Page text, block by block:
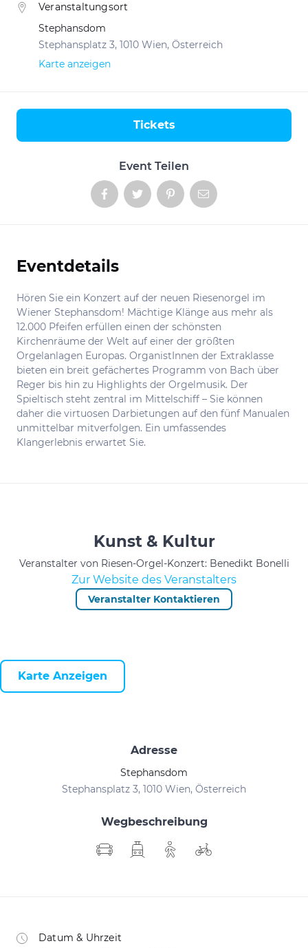
Veranstaltungsort
Stephansdom
Stephansplatz 3, 1010 Wien, Österreich
Karte anzeigen
Event Teilen
Tickets
Informationen
Eventdetails
Hören Sie ein Konzert auf der neuen Riesenorgel im
Wiener Stephansdom! Mächtige Klänge aus mehr als
12.000 Pfeifen erfüllen einen der schönsten
Kirchenräume der Welt auf einer der größten
Orgelanlagen Europas. OrganistInnen der Extraklasse
bieten ein breit gefächertes Programm von Bach über
Reger bis hin zu Highlights der Orgelmusik. Der
Spieltisch steht zentral im Mittelschiff – Sie können
daher die virtuosen Darbietungen auf den fünf Manualen
unmittelbar mitverfolgen. Ein umfassendes
Klangerlebnis erwartet Sie.
Kunst & Kultur
Veranstalter von Riesen-Orgel-Konzert: Benedikt Bonelli
Zur Website des Veranstalters
Veranstalter Kontaktieren
Karte Anzeigen
Adresse
Stephansdom
Stephansplatz 3, 1010 Wien, Österreich
Wegbeschreibung
Datum & Uhrzeit